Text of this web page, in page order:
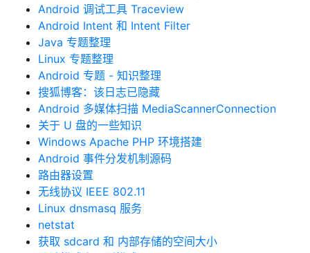
Android 调试工具 Traceview
Android Intent 和 Intent Filter
Java 专题整理
Linux 专题整理
Android 专题 - 知识整理
搜狐博客：该日志已隐藏
Android 多媒体扫描 MediaScannerConnection
关于 U 盘的一些知识
Windows Apache PHP 环境搭建
Android 事件分发机制源码
路由器设置
无线协议 IEEE 802.11
Linux dnsmasq 服务
netstat
获取 sdcard 和 内部存储的空间大小